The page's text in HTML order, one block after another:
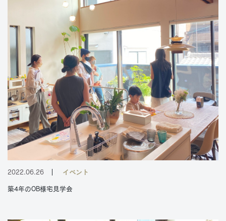
2022.06.26 イベント
築4年のOB様宅見学会